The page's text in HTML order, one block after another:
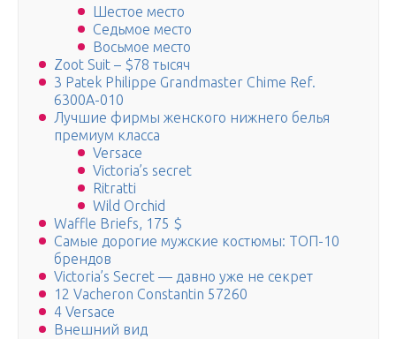
Шестое место
Седьмое место
Восьмое место
Zoot Suit – $78 тысяч
3 Patek Philippe Grandmaster Chime Ref.
6300A-010
Лучшие фирмы женского нижнего белья
премиум класса
Versace
Victoria’s secret
Ritratti
Wild Orchid
Waffle Briefs, 175 $
Самые дорогие мужские костюмы: ТОП-10
брендов
Victoria’s Secret — давно уже не секрет
12 Vacheron Constantin 57260
4 Versacе
Внешний вид